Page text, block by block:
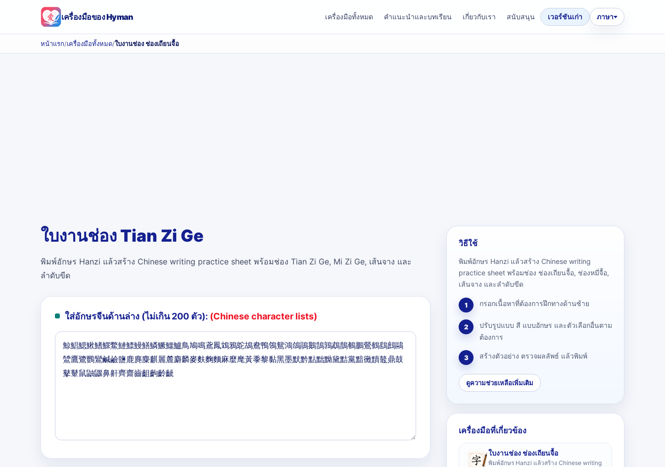
เครื่องมือของ Hyman เครื่องมือทั้งหมด คำแนะนำและบทเรียน เกี่ยวกับเรา สนับสนุน เวอร์ชันเก่า ภาษา
หน้าแรก/เครื่องมือทั้งหมด/ใบงานช่อง ช่องเถียนจื้อ
ใบงานช่อง Tian Zi Ge
พิมพ์อักษร Hanzi แล้วสร้าง Chinese writing practice sheet พร้อมช่อง Tian Zi Ge, Mi Zi Ge, เส้นจาง และ
ลำดับขีด
ใส่อักษรจีนด้านล่าง (ไม่เกิน 200 ตัว): (Chinese character lists)
วิธีใช้
พิมพ์อักษร Hanzi แล้วสร้าง Chinese writing
practice sheet พร้อมช่อง ช่องเถียนจื้อ, ช่องหมี่จื้อ,
เส้นจาง และลำดับขีด
1 กรอกเนื้อหาที่ต้องการฝึกทางด้านซ้าย
2
ปรับรูปแบบ สี แบบอักษร และตัวเลือกอื่นตาม
ต้องการ
3 สร้างตัวอย่าง ตรวจผลลัพธ์ แล้วพิมพ์
ดูความช่วยเหลือเพิ่มเติม
เครื่องมือที่เกี่ยวข้อง
ใบงานช่อง ช่องเถียนจื้อ
พิมพ์อักษร Hanzi แล้วสร้าง Chinese writing